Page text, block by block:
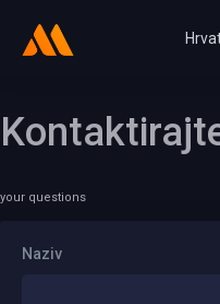
your questions
Naziv